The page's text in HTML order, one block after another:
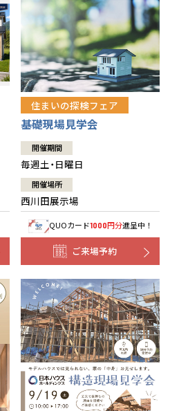
住まいの探検フェア
基礎現場見学会
開催期間
毎週土・日曜日
開催場所
西川田展示場
QUOカード1000円分進呈中！
ご来場予約